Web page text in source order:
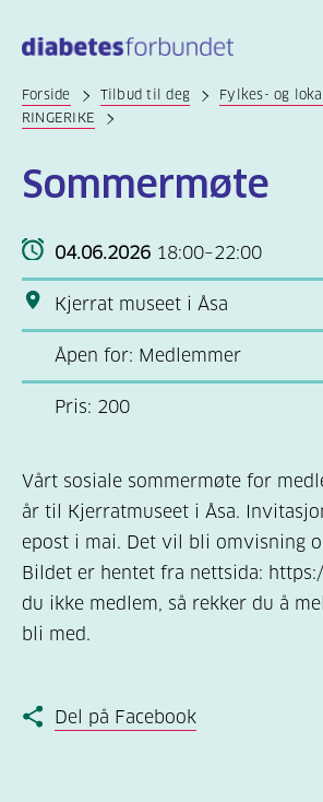
hovedinnhold
Forside Tilbud til deg Fylkes- og
RINGERIKE
Sommermøte
04.06.2026 18:00–22:00
Kjerrat museet i Åsa
Åpen for: Medlemmer
Pris: 200
Vårt sosiale sommermøte for
år til Kjerratmuseet i Åsa.
epost i mai. Det vil bli omvisning
Bildet er hentet fra nettsida:
du ikke medlem, så rekker du å
bli med.
Del på Facebook